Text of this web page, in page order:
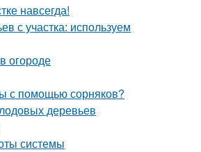
навсегда!
с участка: используем
огороде
с помощью сорняков?
деревьев
системы